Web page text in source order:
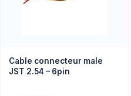
Cable connecteur male
JST 2.54 – 6pin